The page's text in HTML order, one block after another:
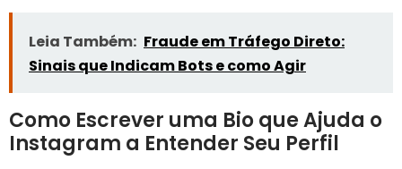
Leia Também: Fraude em Tráfego Direto:
Sinais que Indicam Bots e como Agir
Como Escrever uma Bio que Ajuda o
Instagram a Entender Seu Perfil